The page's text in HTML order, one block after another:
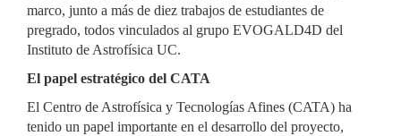
marco, junto a más de diez trabajos de estudiantes de
pregrado, todos vinculados al grupo EVOGALD4D del
Instituto de Astrofísica UC.
El papel estratégico del CATA
El Centro de Astrofísica y Tecnologías Afines (CATA) ha
tenido un papel importante en el desarrollo del proyecto,